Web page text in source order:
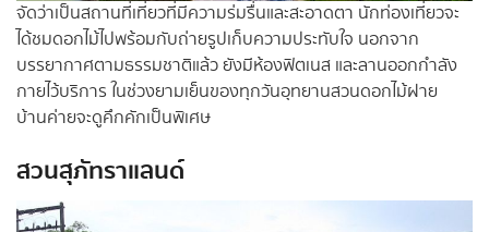
จัดว่าเป็นสถานที่เที่ยวที่มีความร่มรื่นและสะอาดตา นักท่องเที่ยวจะ
ได้ชมดอกไม้ไปพร้อมกับถ่ายรูปเก็บความประทับใจ นอกจาก
บรรยากาศตามธรรมชาติแล้ว ยังมีห้องฟิตเนส และลานออกกำลัง
กายไว้บริการ ในช่วงยามเย็นของทุกวันอุทยานสวนดอกไม้ฝาย
บ้านค่ายจะดูคึกคักเป็นพิเศษ
สวนสุภัทราแลนด์